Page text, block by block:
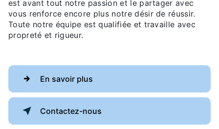
est avant tout notre passion et le partager avec
vous renforce encore plus notre désir de réussir.
Toute notre équipe est qualifiée et travaille avec
propreté et rigueur.
En savoir plus
Contactez-nous